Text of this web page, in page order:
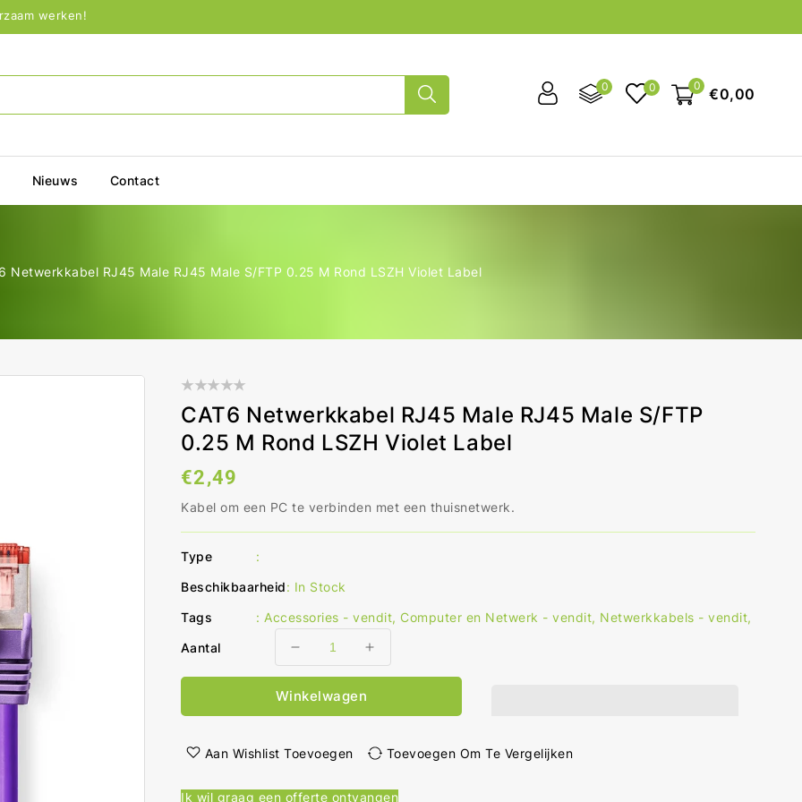
werken!
0 0 €0,00
0
Nieuws Contact
Netwerkkabel RJ45 Male RJ45 Male S/FTP 0.25 M Rond LSZH Violet Label
CAT6 Netwerkkabel RJ45 Male RJ45 Male S/FTP
0.25 M Rond LSZH Violet Label
Normale
prijs
€2,49
Kabel om een PC te verbinden met een thuisnetwerk.
Type
:
Beschikbaarheid: In Stock
Tags
: Accessories - vendit, Computer en Netwerk - vendit, Netwerkkabels - vendit,
Aantal
Aantal
verlagen
voor
CAT6
RJ45
RJ45
Aantal
verhogen
CAT6
RJ45
RJ45
Winkelwagen
Aan Wishlist Toevoegen Toevoegen Om Te Vergelijken
Ik wil graag een offerte ontvangen